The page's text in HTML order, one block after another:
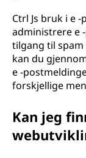
Ctrl Js bruk i e
administrere e
tilgang til spam
kan du
e -
forskjellige
Kan jeg